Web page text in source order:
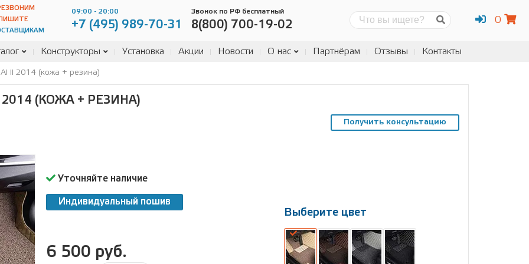
09:00 - 20:00
+7 (495) 989-70-31
Звонок по РФ бесплатный
8(800) 700-19-02 0
Конструкторы Установка Акции Новости О нас Партнёрам Отзывы Контакты
II 2014 (кожа + резина)
2014 (КОЖА + РЕЗИНА)
Получить консультацию
Уточняйте наличие
Индивидуальный пошив
6 500 руб.
Выберите цвет
Выберите